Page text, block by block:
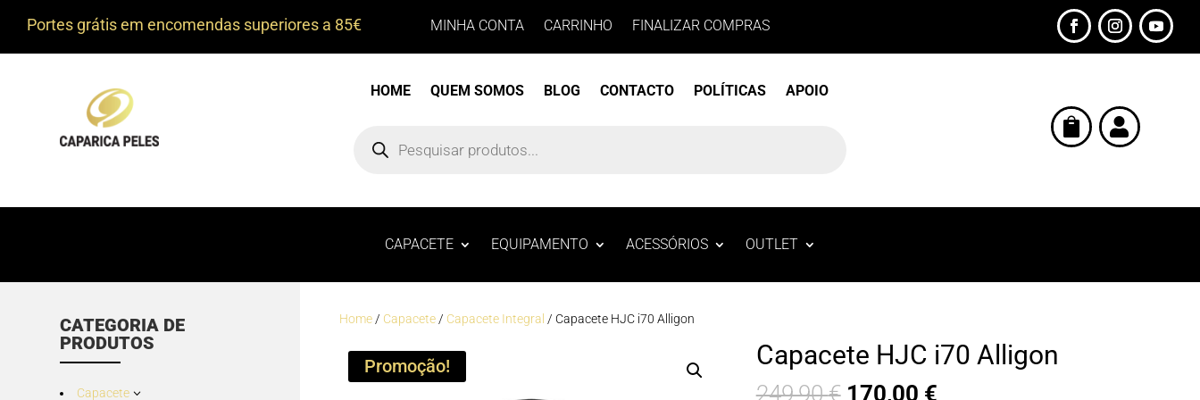
Portes grátis em encomendas superiores a 85€ MINHA CONTA CARRINHO FINALIZAR COMPRAS
HOME QUEM SOMOS BLOG CONTACTO POLÍTICAS APOIO
search
 
CAPACETE EQUIPAMENTO ACESSÓRIOS OUTLET
CATEGORIA DE
PRODUTOS
Capacete 3
Home / Capacete / Capacete Integral / Capacete HJC i70 Alligon
Promoção! Capacete HJC i70 Alligon
249,90€ 170,00 €